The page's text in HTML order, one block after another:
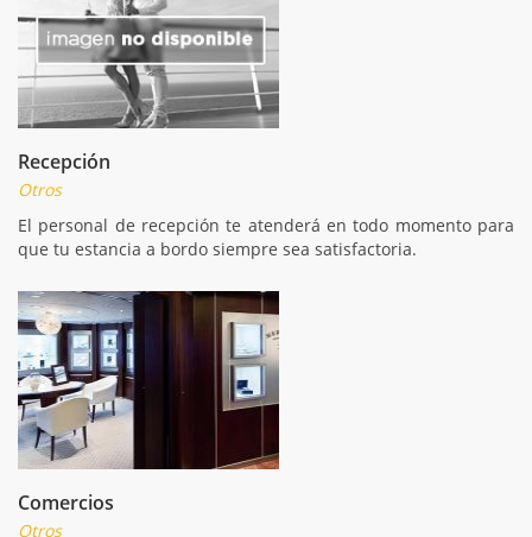
Recepción
Otros
El personal de recepción te atenderá en todo momento para
que tu estancia a bordo siempre sea satisfactoria.
Comercios
Otros